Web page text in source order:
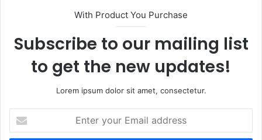
With Product You Purchase
Subscribe to our mailing list
to get the new updates!
Lorem ipsum dolor sit amet, consectetur.